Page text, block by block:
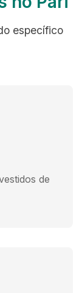
específico
de